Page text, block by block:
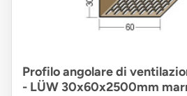
Profilo angolare di
- LÜW 30x60x2500mm